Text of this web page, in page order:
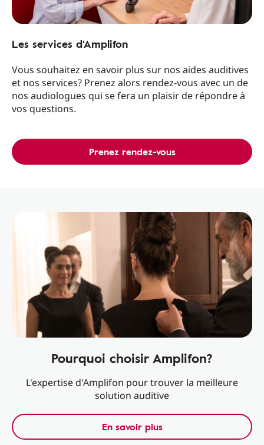
Les services d'Amplifon
Vous souhaitez en savoir plus sur nos aides auditives
et nos services? Prenez alors rendez-vous avec un de
nos audiologues qui se fera un plaisir de répondre à
vos questions.
Prenez rendez-vous
Pourquoi choisir Amplifon?
L'expertise d'Amplifon pour trouver la meilleure
solution auditive
En savoir plus